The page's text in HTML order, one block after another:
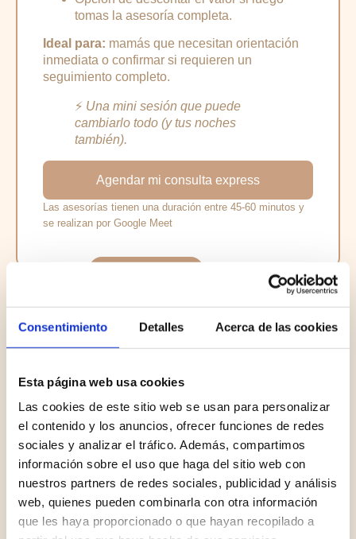
Consentimiento Detalles Acerca de las cookies
Esta página web usa cookies
Las cookies de este sitio web se usan para personalizar
el contenido y los anuncios, ofrecer funciones de redes
sociales y analizar el tráfico. Además, compartimos
información sobre el uso que haga del sitio web con
nuestros partners de redes sociales, publicidad y análisis
web, quienes pueden combinarla con otra información
que les haya proporcionado o que hayan recopilado a
tomas la asesoría completa.
Ideal para: mamás que necesitan orientación
inmediata o confirmar si requieren un
seguimiento completo.
⚡ Una mini sesión que puede
cambiarlo todo (y tus noches
también).
Agendar mi consulta express
Las asesorías tienen una duración entre 45-60 minutos y
se realizan por Google Meet
Asesoría completa
guía clara, no un montón de consejos
En esta sesión analizaremos tu caso paso a
paso: postura, agarre, producción de leche y
Te explicaré
qué está pasando realmentey
cómo resolverlo sin dolor ni culpa.